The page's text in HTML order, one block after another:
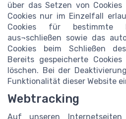
über das Setzen von
Cookies nur im Einzelfall
Cookies für bestimmte
aus¬schließen sowie das
Cookies beim Schließen
Bereits gespeicherte
löschen. Bei der
Funktionalität dieser Website
Webtracking
Auf unseren